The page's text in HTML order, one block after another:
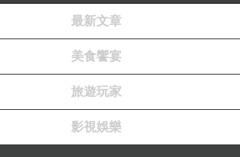
了之
天氣而動搖，但會因為時代的風氣而
be affected by the weather of the day,
最新文章
美食饗宴
旅遊玩家
影視娛樂